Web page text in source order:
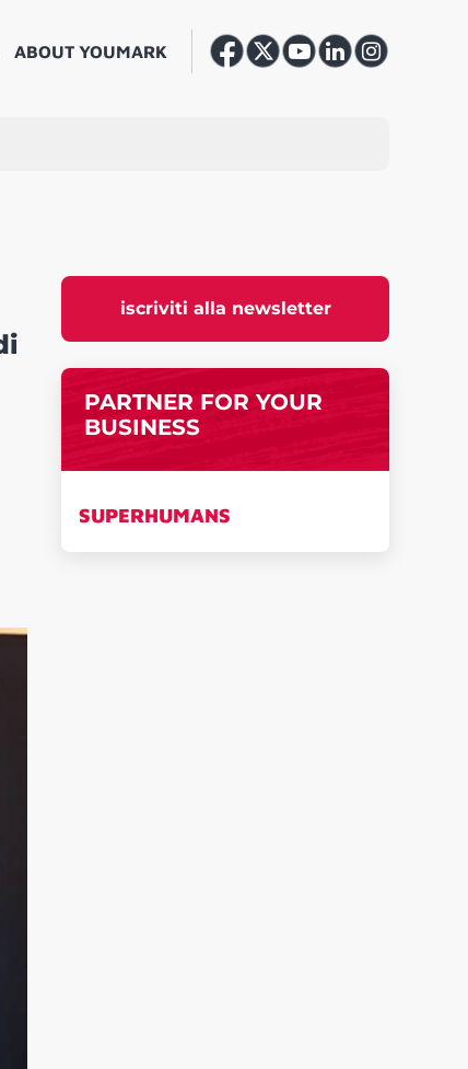
ABOUT YOUMARK
iscriviti alla newsletter
PARTNER FOR YOUR
BUSINESS
SUPERHUMANS